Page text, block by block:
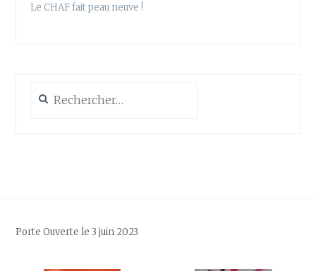
Le CHAF fait peau neuve !
Porte Ouverte le 3 juin 2023